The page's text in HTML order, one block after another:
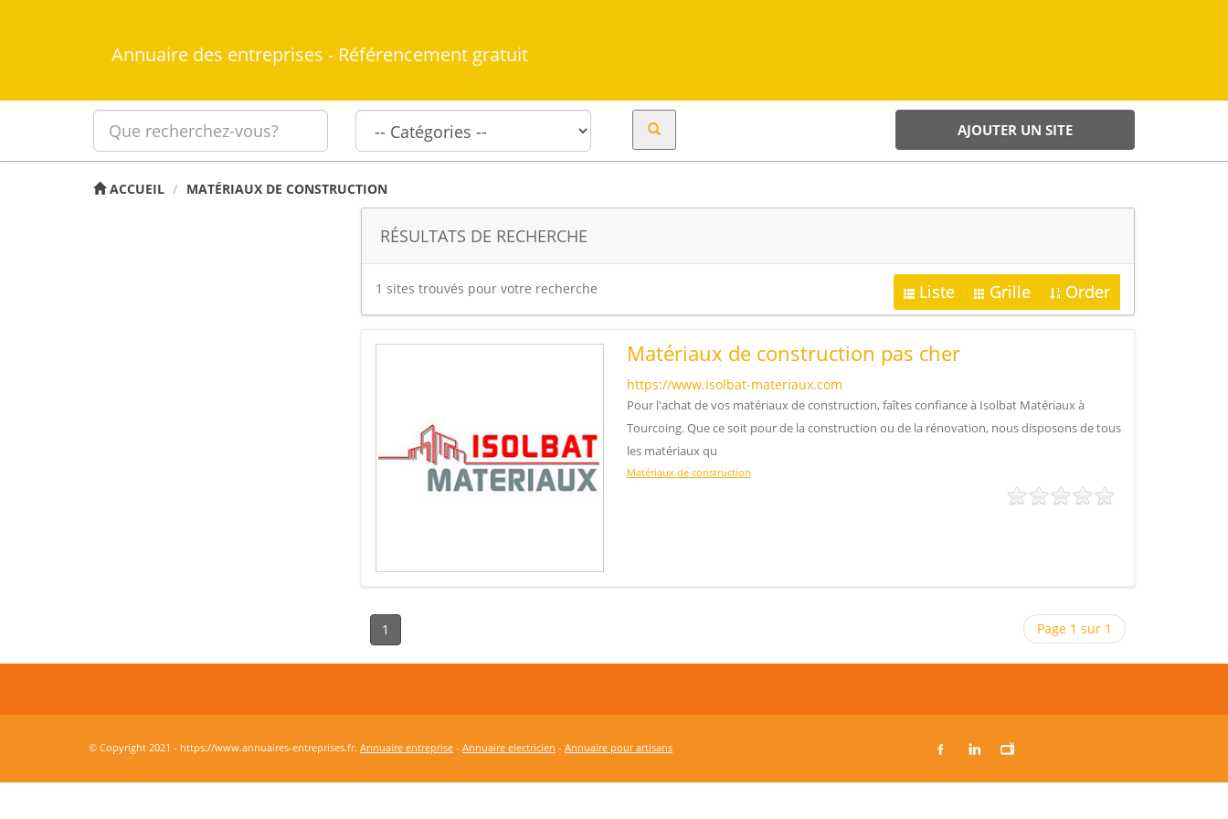
Annuaire des entreprises - Référencement gratuit
AJOUTER UN SITE
ACCUEIL MATÉRIAUX DE CONSTRUCTION
RÉSULTATS DE RECHERCHE
1 sites trouvés pour votre recherche Liste Grille Order
Matériaux de construction pas cher
https://www.isolbat-materiaux.com
Pour l'achat de vos matériaux de construction, faîtes confiance à Isolbat Matériaux à
Tourcoing. Que ce soit pour de la construction ou de la rénovation, nous disposons de tous
les matériaux qu
Matériaux de construction
1 Page 1 sur 1
© Copyright 2021 - https://www.annuaires-entreprises.fr. Annuaire entreprise - Annuaire electricien - Annuaire pour artisans